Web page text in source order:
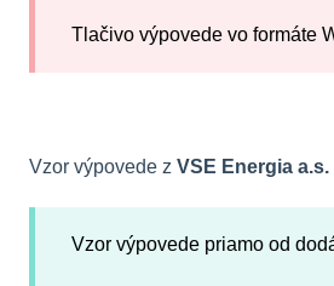
Tlačivo výpovede vo formáte
Vzor výpovede z VSE Energia a.s.
Vzor výpovede priamo od